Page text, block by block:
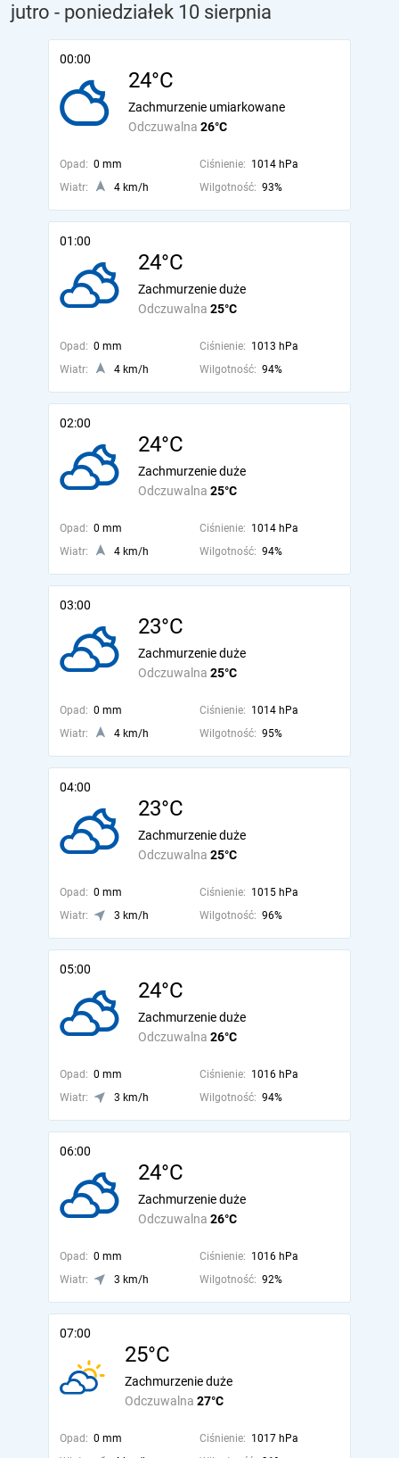
jutro - poniedziałek 10 sierpnia
00:00
24°C
Odczuwalna 26°C
Zachmurzenie umiarkowane
Opad: 0 mm Ciśnienie: 1014 hPa
Wiatr:
4 km/h Wilgotność: 93%
01:00
24°C
Odczuwalna 25°C
Zachmurzenie duże
Opad: 0 mm Ciśnienie: 1013 hPa
Wiatr:
4 km/h Wilgotność: 94%
02:00
24°C
Odczuwalna 25°C
Zachmurzenie duże
Opad: 0 mm Ciśnienie: 1014 hPa
Wiatr:
4 km/h Wilgotność: 94%
03:00
23°C
Odczuwalna 25°C
Zachmurzenie duże
Opad: 0 mm Ciśnienie: 1014 hPa
Wiatr:
4 km/h Wilgotność: 95%
04:00
23°C
Odczuwalna 25°C
Zachmurzenie duże
Opad: 0 mm Ciśnienie: 1015 hPa
Wiatr:
3 km/h Wilgotność: 96%
05:00
24°C
Odczuwalna 26°C
Zachmurzenie duże
Opad: 0 mm Ciśnienie: 1016 hPa
Wiatr:
3 km/h Wilgotność: 94%
06:00
24°C
Odczuwalna 26°C
Zachmurzenie duże
Opad: 0 mm Ciśnienie: 1016 hPa
Wiatr:
3 km/h Wilgotność: 92%
07:00
25°C
Odczuwalna 27°C
Zachmurzenie duże
Opad: 0 mm Ciśnienie: 1017 hPa